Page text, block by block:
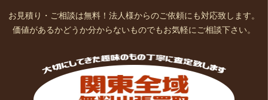
お見積り・ご相談は無料！法人様からのご依頼にも対応致します。
価値があるかどうか分からないものでもお気軽にご相談下さい。